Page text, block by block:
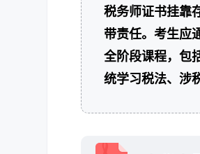
税务师证书挂靠
带责任。考生应
全阶段课程，包
统学习税法、涉